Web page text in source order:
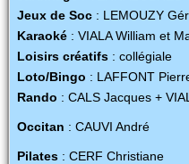
Jeux de Soc : LEMOUZY
Karaoké : VIALA William et
Loisirs créatifs : collégiale
Loto/Bingo : LAFFONT
Rando : CALS Jacques +
Occitan : CAUVI André
Pilates : CERF Christiane